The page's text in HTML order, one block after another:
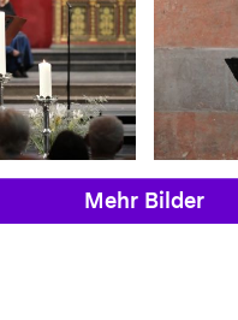
Mehr Bilder